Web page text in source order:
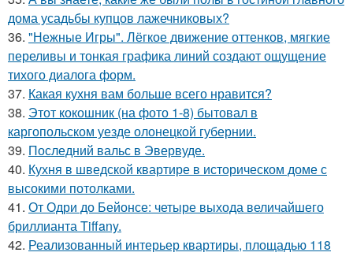
дома усадьбы купцов лажечниковых?
36. "Нежные Игры". Лёгкое движение оттенков, мягкие
переливы и тонкая графика линий создают ощущение
тихого диалога форм.
37. Какая кухня вам больше всего нравится?
38. Этот кокошник (на фото 1-8) бытовал в
каргопольском уезде олонецкой губернии.
39. Последний вальс в Эвервуде.
40. Кухня в шведской квартире в историческом доме с
высокими потолками.
41. От Одри до Бейонсе: четыре выхода величайшего
бриллианта Tiffany.
42. Реализованный интерьер квартиры, площадью 118